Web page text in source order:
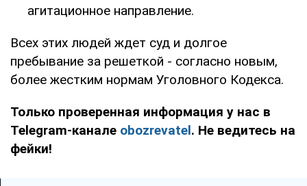
агитационное направление.
Всех этих людей ждет суд и долгое
пребывание за решеткой - согласно новым,
более жестким нормам Уголовного Кодекса.
Только проверенная информация у нас в
Telegram-канале obozrevatel. Не ведитесь на
фейки!